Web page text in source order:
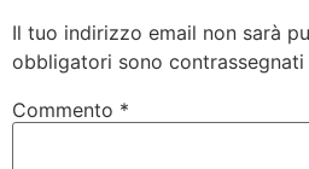
Il tuo indirizzo email non sarà
obbligatori sono contrassegnati
Commento *